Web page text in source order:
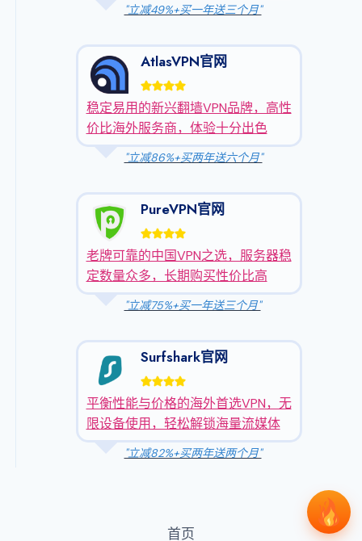
"立减49%+买一年送三个月"
AtlasVPN官网
稳定易用的新兴翻墙VPN品牌，高性
价比海外服务商，体验十分出色
"立减86%+买两年送六个月"
PureVPN官网
老牌可靠的中国VPN之选，服务器稳
定数量众多，长期购买性价比高
"立减75%+买一年送三个月"
Surfshark官网
平衡性能与价格的海外首选VPN，无
限设备使用，轻松解锁海量流媒体
"立减82%+买两年送两个月"
首页